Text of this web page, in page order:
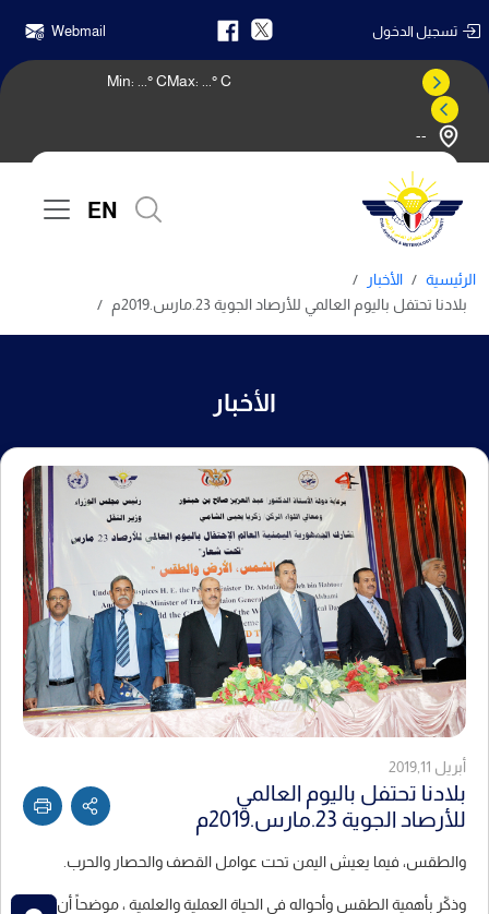
تسجيل الدخول Webmail
--
Max: ° C
Min: ° C
EN
الرئيسية
الأخبار
بلادنا تحتفل باليوم العالمي للأرصاد الجوية 23.مارس.2019م
الأخبار
أبريل 2019,11
بلادنا تحتفل باليوم العالمي
للأرصاد الجوية 23.مارس.2019م
والطقس، فيما يعيش اليمن تحت عوامل القصف والحصار والحرب.
وذكّر بأهمية الطقس وأحواله في الحياة العملية والعلمية ، موضحاً أن